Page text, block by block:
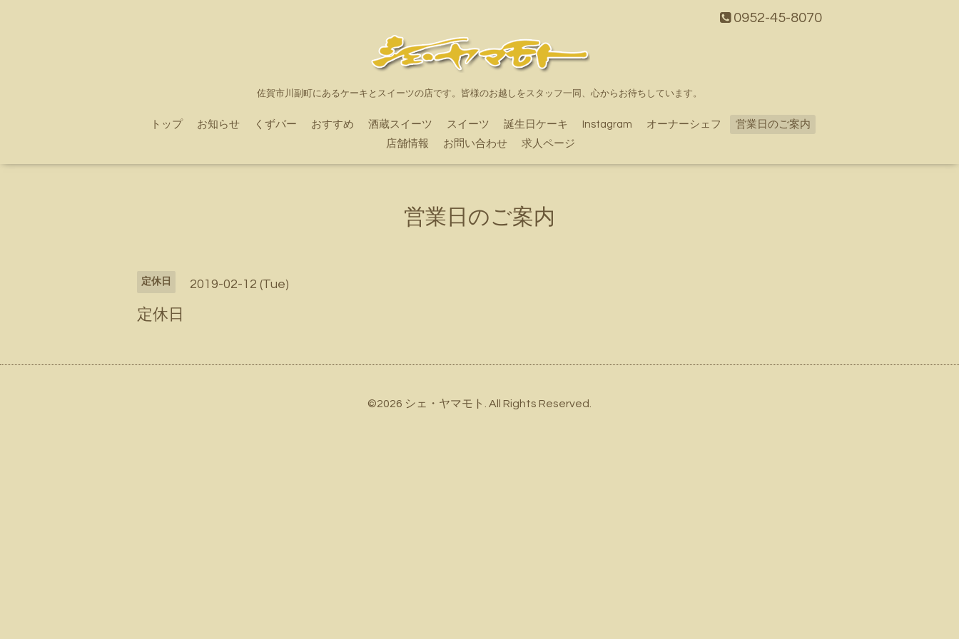
0952-45-8070
佐賀市川副町にあるケーキとスイーツの店です。皆様のお越しをスタッフ一同、心からお待ちしています。
トップ お知らせ くずバー おすすめ 酒蔵スイーツ スイーツ 誕生日ケーキ Instagram オーナーシェフ
営業日のご案内
店舗情報
お問い合わせ 求人ページ
営業日のご案内
定休日 2019-02-12 (Tue)
定休日
©2026 シェ・ヤマモト . All Rights Reserved.